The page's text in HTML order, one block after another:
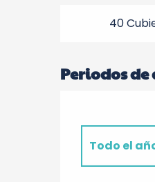
40
Periodos
Todo el